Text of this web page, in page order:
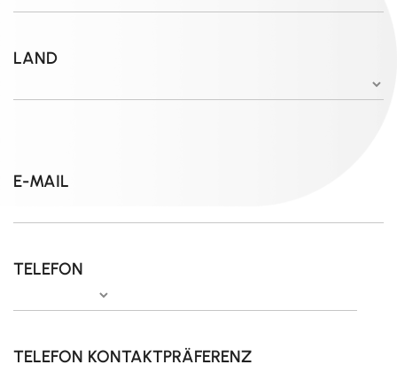
LAND
E-MAIL
TELEFON
TELEFON KONTAKTPRÄFERENZ